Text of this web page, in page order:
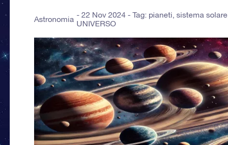
Astronomia 22 Nov 2024 - Tag: pianeti, sistema solare
UNIVERSO